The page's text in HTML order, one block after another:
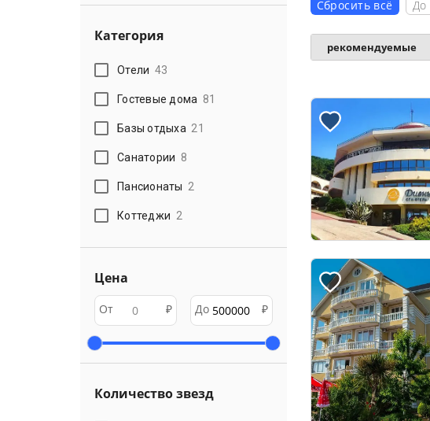
Категория
Отели 43
Гостевые дома 81
Базы отдыха 21
Санатории 8
Пансионаты 2
Коттеджи 2
Цена
От ₽ До ₽
Количество звезд
Сбросить всё До
рекомендуемые